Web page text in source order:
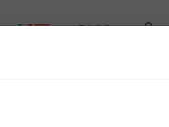
BLOG